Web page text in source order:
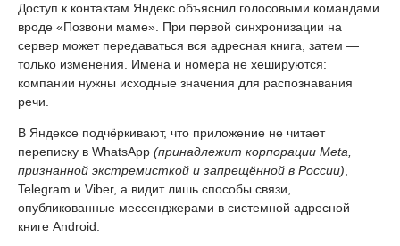
Доступ к контактам Яндекс объяснил голосовыми командами
вроде «Позвони маме». При первой синхронизации на
сервер может передаваться вся адресная книга, затем —
только изменения. Имена и номера не хешируются:
компании нужны исходные значения для распознавания
речи.
В Яндексе подчёркивают, что приложение не читает
переписку в WhatsApp (принадлежит корпорации Meta,
признанной экстремисткой и запрещённой в России),
Telegram и Viber, а видит лишь способы связи,
опубликованные мессенджерами в системной адресной
книге Android.